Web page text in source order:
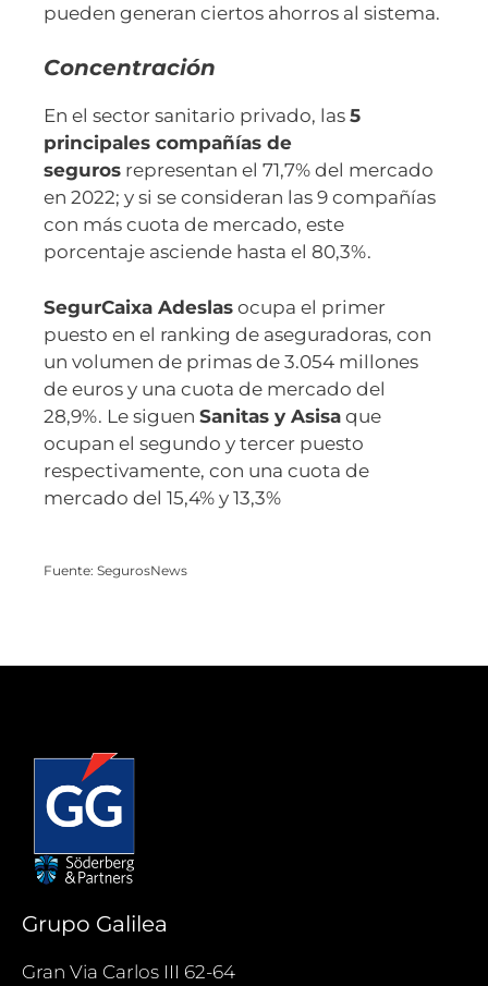
pueden generan ciertos ahorros al sistema.
Concentración
En el sector sanitario privado, las 5
principales compañías de
seguros representan el 71,7% del mercado
en 2022; y si se consideran las 9 compañías
con más cuota de mercado, este
porcentaje asciende hasta el 80,3%.
SegurCaixa Adeslas ocupa el primer
puesto en el ranking de aseguradoras, con
un volumen de primas de 3.054 millones
de euros y una cuota de mercado del
28,9%. Le siguen Sanitas y Asisa que
ocupan el segundo y tercer puesto
respectivamente, con una cuota de
mercado del 15,4% y 13,3%
Fuente: SegurosNews
Grupo Galilea
Gran Via Carlos III 62-64